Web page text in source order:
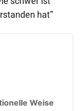
hat”
Weise